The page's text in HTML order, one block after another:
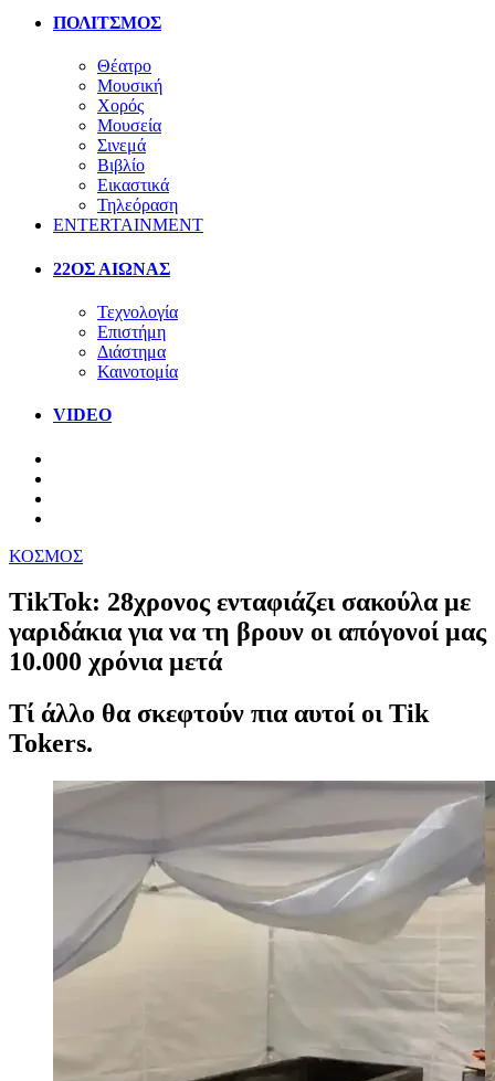
ΠΟΛΙΤΣΜΟΣ
Θέατρο
Μουσική
Χορός
Μουσεία
Σινεμά
Βιβλίο
Εικαστικά
Τηλεόραση
ENTERTAINMENT
22ΟΣ ΑΙΩΝΑΣ
Τεχνολογία
Επιστήμη
Διάστημα
Καινοτομία
VIDEO
ΚΟΣΜΟΣ
TikTok: 28χρονος ενταφιάζει σακούλα με
γαριδάκια για να τη βρουν οι απόγονοί μας
10.000 χρόνια μετά
Τί άλλο θα σκεφτούν πια αυτοί οι Tik
Tokers.